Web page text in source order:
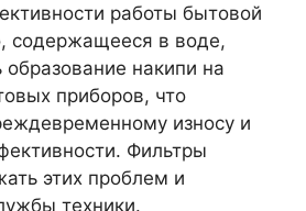
работы бытовой
содержащееся в воде,
накипи на
приборов, что
износу и
Фильтры
этих проблем и
техники.